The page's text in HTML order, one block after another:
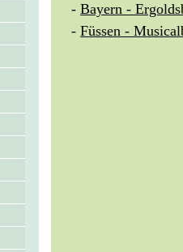
- Bayern -
- Füssen -